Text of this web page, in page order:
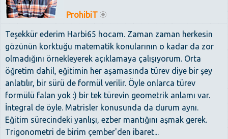
ProhibiT
Teşekkür ederim Harbi65 hocam. Zaman zaman herkesin
gözünün korktuğu matematik konularının o kadar da zor
olmadığını örnekleyerek açıklamaya çalışıyorum. Orta
öğretim dahil, eğitimin her aşamasında türev diye bir şey
anlatılır, bir sürü de formül verilir. Öyle onlarca türev
formülü falan yok :) bir tek türevin geometrik anlamı var.
İntegral de öyle. Matrisler konusunda da durum aynı.
Eğitim sürecindeki yanlışı, ezber mantığını aşmak gerek.
Trigonometri de birim çember'den ibaret...